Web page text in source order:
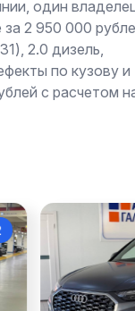
один
2 950 000
2.0 дизель,
по кузову и
с расчетом
Sportback
2021